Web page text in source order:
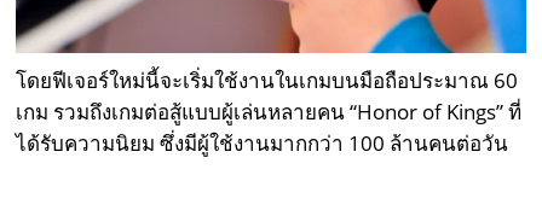
โดยฟีเจอร์ใหม่นี้จะเริ่มใช้งานในเกมบนมือถือประมาณ 60
เกม รวมถึงเกมต่อสู้แบบผู้เล่นหลายคน “Honor of Kings” ที่
ได้รับความนิยม ซึ่งมีผู้ใช้งานมากกว่า 100 ล้านคนต่อวัน